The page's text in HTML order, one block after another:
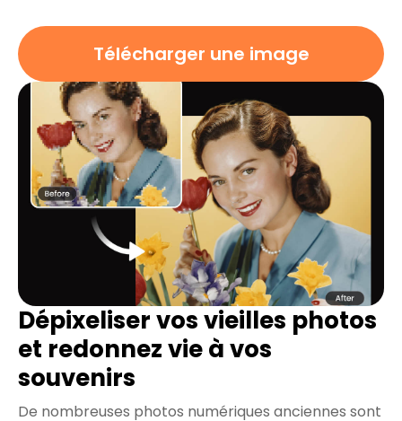
Télécharger une image
Dépixeliser vos vieilles photos
et redonnez vie à vos
souvenirs
De nombreuses photos numériques anciennes sont